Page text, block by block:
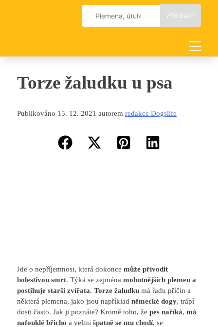
Vyhledávání
Torze žaludku u psa
Publikováno 15. 12. 2021 autorem redakce Dogslife
Jde o nepříjemnost, která dokonce může přivodit
bolestivou smrt. Týká se zejména mohutnějších plemen a
postihuje starší zvířata. Torze žaludku má řadu příčin a
některá plemena, jako jsou například německé dogy, trápí
dosti často. Jak ji poznáte? Kromě toho, že pes naříká, má
nafouklé břicho a velmi špatně se mu chodí, se